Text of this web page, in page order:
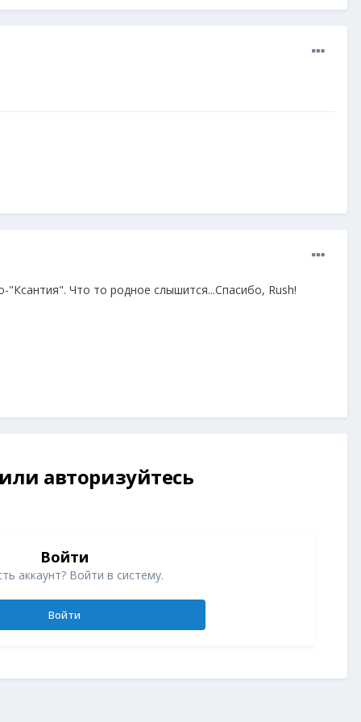
Что то родное слышится...Спасибо, Rush!
авторизуйтесь
Войти
аккаунт? Войти в систему.
Войти